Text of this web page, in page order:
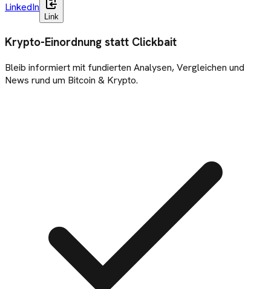
LinkedIn
Link
Krypto-Einordnung statt Clickbait
Bleib informiert mit fundierten Analysen, Vergleichen und
News rund um Bitcoin & Krypto.